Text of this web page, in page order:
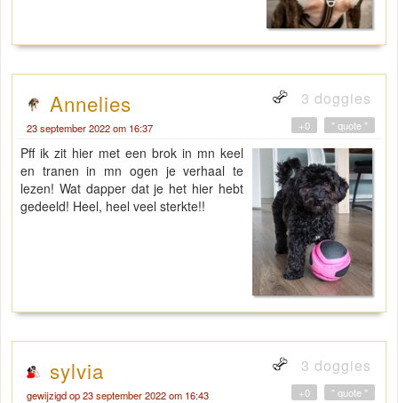
Annelies 3 doggies
23 september 2022 om 16:37 " quote "
+0
Pff ik zit hier met een brok in mn keel
en tranen in mn ogen je verhaal te
lezen! Wat dapper dat je het hier hebt
gedeeld! Heel, heel veel sterkte!!
sylvia 3 doggies
gewijzigd op 23 september 2022 om 16:43 " quote "
+0